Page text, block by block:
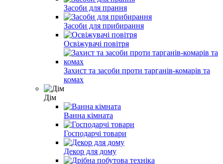
Засоби для прання
Засоби для прибирання
Освіжувачі повітря
Захист та засоби проти тарганів-комарів та
комах
Дім
Ванна кімната
Господарчі товари
Декор для дому